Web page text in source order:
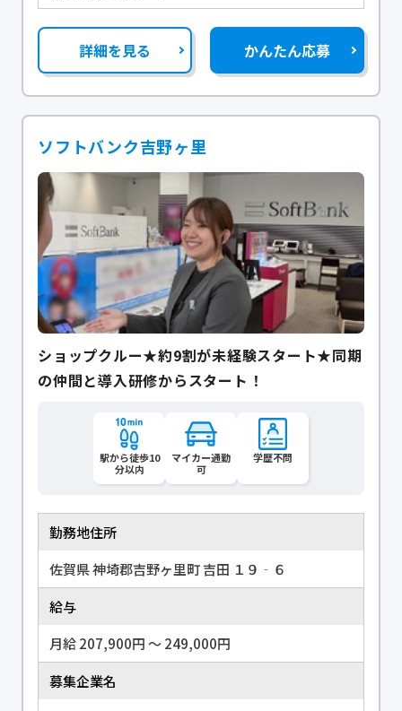
詳細を見る かんたん応募
ソフトバンク吉野ヶ里
ショップクルー★約9割が未経験スタート★同期
の仲間と導入研修からスタート！
駅から徒歩10
分以内
マイカー通勤
可
学歴不問
勤務地住所
佐賀県 神埼郡吉野ヶ里町 吉田 １９‐６
給与
月給 207,900円 〜 249,000円
募集企業名